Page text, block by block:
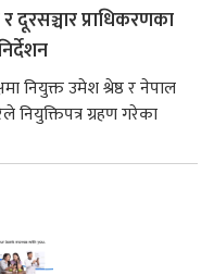
दूरसञ्चार प्राधिकरणका
नियुक्त उमेश श्रेष्ठ र नेपाल
नियुक्तिपत्र ग्रहण गरेका